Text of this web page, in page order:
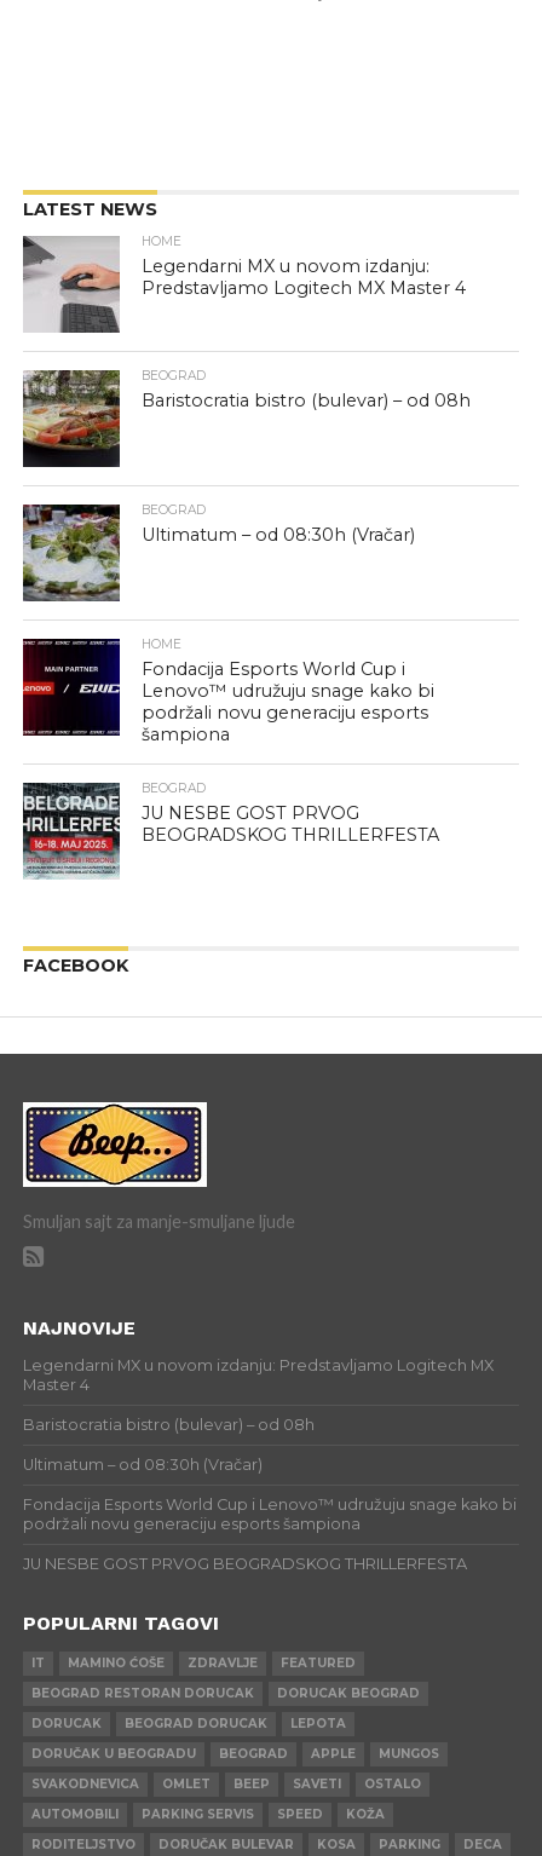
LATEST NEWS
HOME
Legendarni MX u novom izdanju:
Predstavljamo Logitech MX Master 4
BEOGRAD
Baristocratia bistro (bulevar) – od 08h
BEOGRAD
Ultimatum – od 08:30h (Vračar)
HOME
Fondacija Esports World Cup i
Lenovo™ udružuju snage kako bi
podržali novu generaciju esports
šampiona
BEOGRAD
JU NESBE GOST PRVOG
BEOGRADSKOG THRILLERFESTA
FACEBOOK
Smuljan sajt za manje-smuljane ljude
NAJNOVIJE
Legendarni MX u novom izdanju: Predstavljamo Logitech MX
Master 4
Baristocratia bistro (bulevar) – od 08h
Ultimatum – od 08:30h (Vračar)
Fondacija Esports World Cup i Lenovo™ udružuju snage kako bi
podržali novu generaciju esports šampiona
JU NESBE GOST PRVOG BEOGRADSKOG THRILLERFESTA
POPULARNI TAGOVI
IT MAMINO ĆOŠE ZDRAVLJE
FEATURED
BEOGRAD RESTORAN DORUCAK
DORUCAK BEOGRAD
DORUCAK
BEOGRAD DORUCAK
LEPOTA
DORUČAK U BEOGRADU
BEOGRAD APPLE
MUNGOS
SVAKODNEVICA
OMLET BEEP SAVETI
OSTALO
AUTOMOBILI
PARKING SERVIS SPEED
KOŽA
RODITELJSTVO
DORUČAK BULEVAR KOSA PARKING DECA